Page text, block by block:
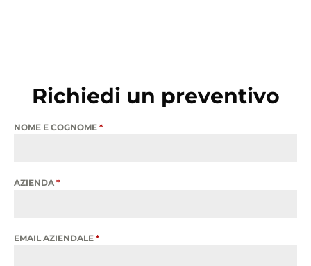
Richiedi un preventivo
NOME E COGNOME *
AZIENDA *
EMAIL AZIENDALE *